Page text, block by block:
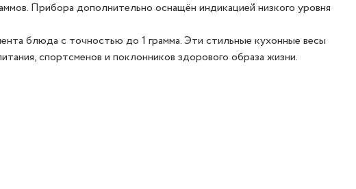
Прибора дополнительно оснащён индикацией низкого уровня
блюда с точностью до 1 грамма. Эти стильные кухонные весы
спортсменов и поклонников здорового образа жизни.